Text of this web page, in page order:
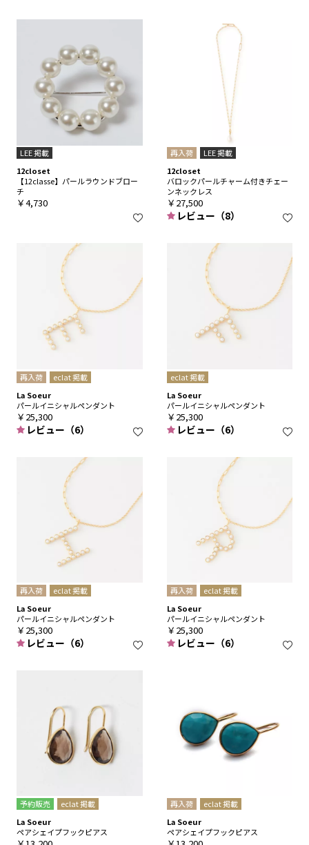
LEE 掲載
12closet
【12classe】パールラウンドブロー
チ
￥4,730
再入荷
LEE 掲載
12closet
バロックパールチャーム付きチェー
ンネックレス
￥27,500
レビュー（8）
再入荷
eclat 掲載
La Soeur
パールイニシャルペンダント
￥25,300
レビュー（6）
eclat 掲載
La Soeur
パールイニシャルペンダント
￥25,300
レビュー（6）
再入荷
eclat 掲載
La Soeur
パールイニシャルペンダント
￥25,300
レビュー（6）
再入荷
eclat 掲載
La Soeur
パールイニシャルペンダント
￥25,300
レビュー（6）
予約販売
eclat 掲載
La Soeur
ペアシェイプフックピアス
再入荷
eclat 掲載
La Soeur
ペアシェイプフックピアス